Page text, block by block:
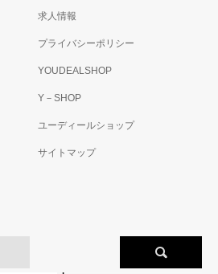
求人情報
プライバシーポリシー
YOUDEALSHOP
Y－SHOP
ユーディールショップ
サイトマップ